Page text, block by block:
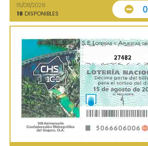
15/08/2026
18 DISPONIBLES 0
27482